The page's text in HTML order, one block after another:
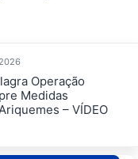
Operação
Medidas
– VÍDEO